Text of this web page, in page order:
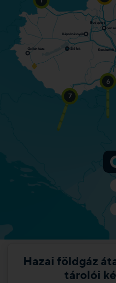
6
7
Kecskemét
Budapest
V
Siófok
K ápolnásnyék
Gellénháza
Bejövő: 10.012.000 kWh/h
Bejövő: 1.045.000 kWh/h
Hazai földgáz
tárolói